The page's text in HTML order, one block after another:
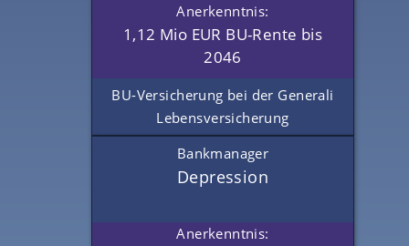
Anerkenntnis:
1,12 Mio EUR BU-Rente bis
2046
BU-Versicherung bei der Generali
Lebensversicherung
Bankmanager
Depression
Anerkenntnis: